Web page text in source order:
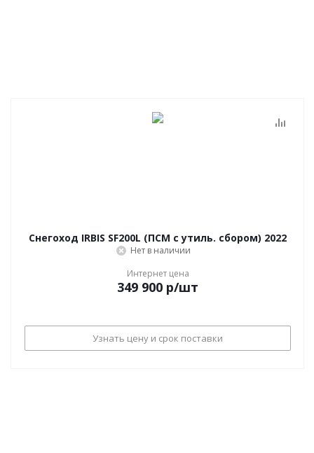
Снегоход IRBIS SF200L (ПСМ с утиль. сбором) 2022
Нет в наличии
Интернет цена
349 900 р/шт
Узнать цену и срок поставки